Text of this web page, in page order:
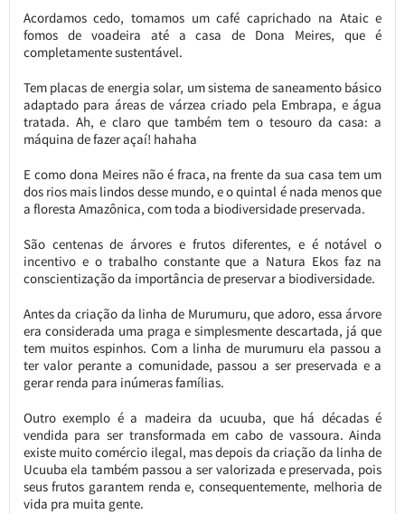
Acordamos cedo, tomamos um café caprichado na Ataic e
fomos de voadeira até a casa de Dona Meires, que é
completamente sustentável.
Tem placas de energia solar, um sistema de saneamento básico
adaptado para áreas de várzea criado pela Embrapa, e água
tratada. Ah, e claro que também tem o tesouro da casa: a
máquina de fazer açaí! hahaha
E como dona Meires não é fraca, na frente da sua casa tem um
dos rios mais lindos desse mundo, e o quintal é nada menos que
a floresta Amazônica, com toda a biodiversidade preservada.
São centenas de árvores e frutos diferentes, e é notável o
incentivo e o trabalho constante que a Natura Ekos faz na
conscientização da importância de preservar a biodiversidade.
Antes da criação da linha de Murumuru, que adoro, essa árvore
era considerada uma praga e simplesmente descartada, já que
tem muitos espinhos. Com a linha de murumuru ela passou a
ter valor perante a comunidade, passou a ser preservada e a
gerar renda para inúmeras famílias.
Outro exemplo é a madeira da ucuuba, que há décadas é
vendida para ser transformada em cabo de vassoura. Ainda
existe muito comércio ilegal, mas depois da criação da linha de
Ucuuba ela também passou a ser valorizada e preservada, pois
seus frutos garantem renda e, consequentemente, melhoria de
vida pra muita gente.